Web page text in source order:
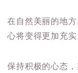
在自然美丽的地
心将变得更加充实
保持积极的心态，